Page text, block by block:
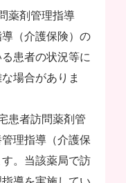
薬剤管理指導
導（介護保険）の
患者の状況等に
場合がありま
患者訪問薬剤管
理指導（介護保
。当該薬局で訪